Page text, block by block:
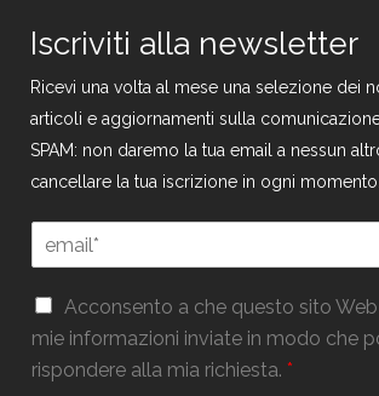
Iscriviti alla newsletter
Ricevi una volta al mese una selezione dei
articoli e aggiornamenti sulla
SPAM: non daremo la tua email a nessun
cancellare la tua iscrizione in ogni momento.
G
P
R
E
m
a
m
l
*
G
P
R
Acconsento a che questo sito
mie informazioni inviate in modo che
rispondere alla mia richiesta. *